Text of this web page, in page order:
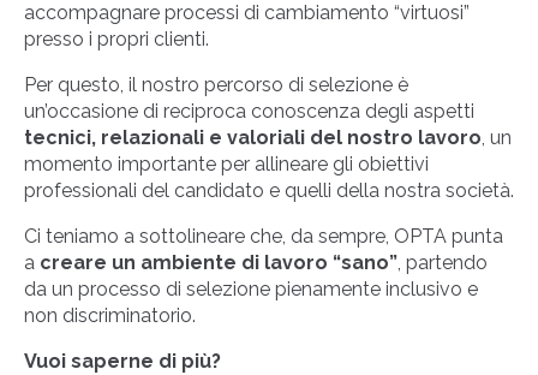
accompagnare processi di cambiamento “virtuosi”
presso i propri clienti.
Per questo, il nostro percorso di selezione è
un’occasione di reciproca conoscenza degli aspetti
tecnici, relazionali e valoriali del nostro lavoro, un
momento importante per allineare gli obiettivi
professionali del candidato e quelli della nostra società.
Ci teniamo a sottolineare che, da sempre, OPTA punta
a creare un ambiente di lavoro “sano”, partendo
da un processo di selezione pienamente inclusivo e
non discriminatorio.
Vuoi saperne di più?